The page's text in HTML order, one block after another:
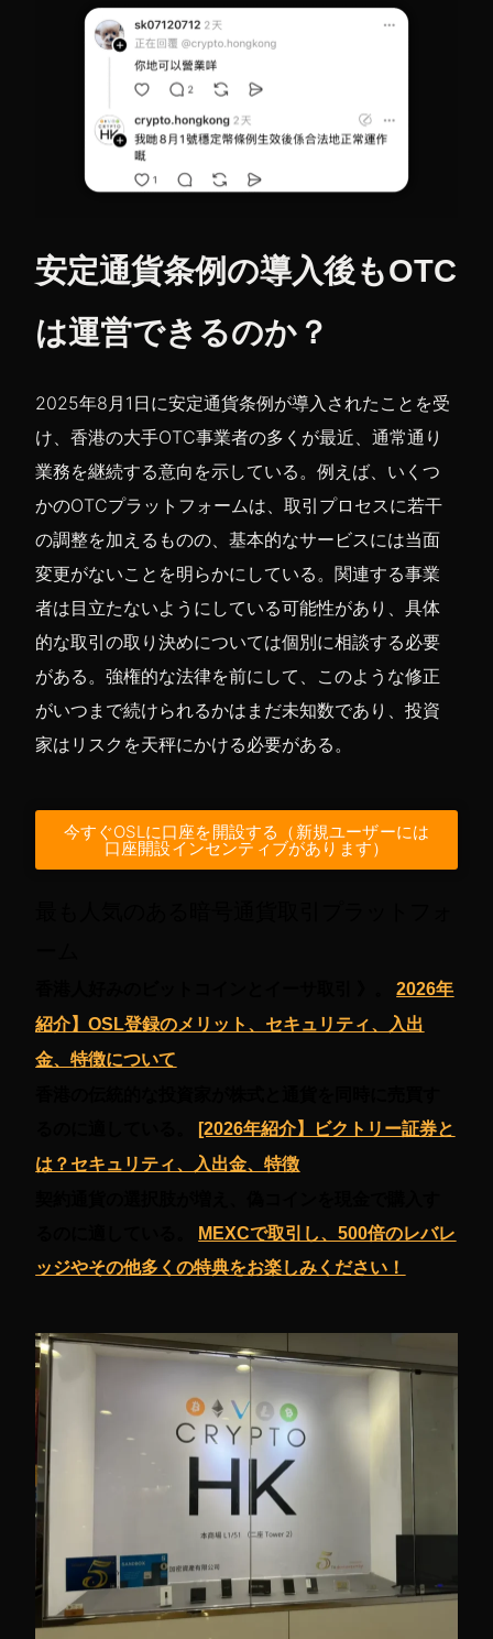
安定通貨条例の導入後もOTC
は運営できるのか？
2025年8月1日に安定通貨条例が導入されたことを受
け、香港の大手OTC事業者の多くが最近、通常通り
業務を継続する意向を示している。例えば、いくつ
かのOTCプラットフォームは、取引プロセスに若干
の調整を加えるものの、基本的なサービスには当面
変更がないことを明らかにしている。関連する事業
者は目立たないようにしている可能性があり、具体
的な取引の取り決めについては個別に相談する必要
がある。強権的な法律を前にして、このような修正
がいつまで続けられるかはまだ未知数であり、投資
家はリスクを天秤にかける必要がある。
今すぐOSLに口座を開設する（新規ユーザーには
口座開設インセンティブがあります）
香港人好みのビットコインとイーサ取引 》。2026年
紹介】OSL登録のメリット、セキュリティ、入出
金、特徴について
[2026年紹介】ビクトリー証券と
は？セキュリティ、入出金、特徴
MEXCで取引し、500倍のレバレ
ッジやその他多くの特典をお楽しみください！